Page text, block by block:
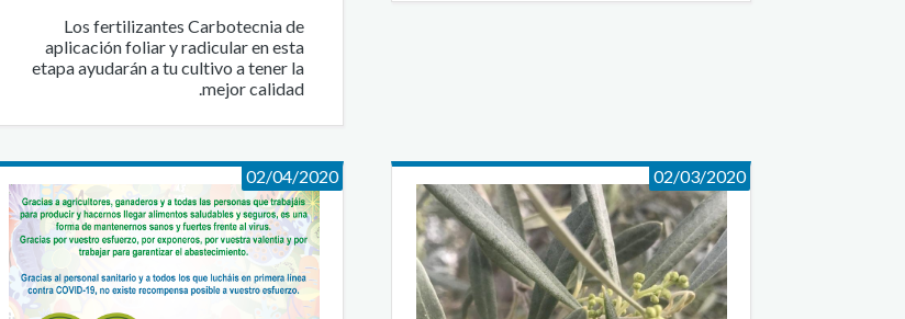
Los fertilizantes Carbotecnia de
aplicación foliar y radicular en esta
etapa ayudarán a tu cultivo a tener la
mejor calidad.
02/04/2020 02/03/2020